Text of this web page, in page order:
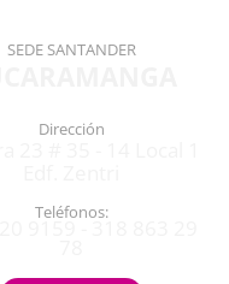
SEDE SANTANDER
Dirección
Teléfonos: